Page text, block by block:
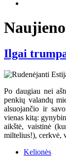
Ilgai
Po daugiau nei
penkių valandų
alsuojančio ir
vienas kitą:
aikštė, vaistinė
miltelius!), cerkvė,
Kelionės